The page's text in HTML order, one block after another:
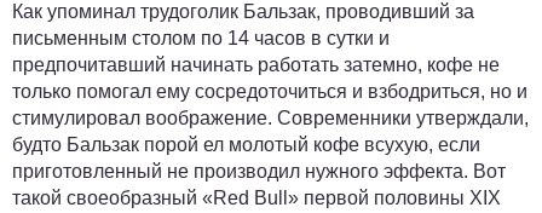
Как упоминал трудоголик Бальзак, проводивший за
письменным столом по 14 часов в сутки и
предпочитавший начинать работать затемно, кофе не
только помогал ему сосредоточиться и взбодриться, но и
стимулировал воображение. Современники утверждали,
будто Бальзак порой ел молотый кофе всухую, если
приготовленный не производил нужного эффекта. Вот
такой своеобразный «Red Bull» первой половины XIX